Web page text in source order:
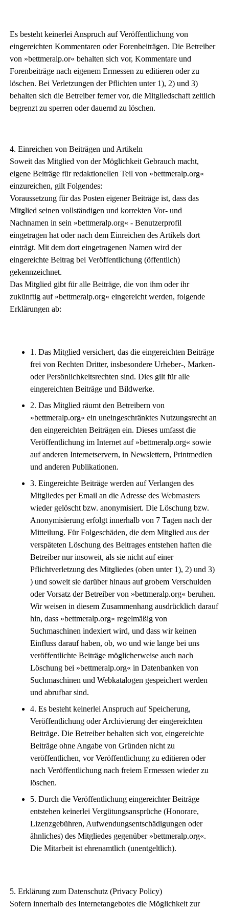
Es besteht keinerlei Anspruch auf Veröffentlichung von
eingereichten Kommentaren oder Forenbeiträgen. Die Betreiber
von »bettmeralp.or« behalten sich vor, Kommentare und
Forenbeiträge nach eigenem Ermessen zu editieren oder zu
löschen. Bei Verletzungen der Pflichten unter 1), 2) und 3)
behalten sich die Betreiber ferner vor, die Mitgliedschaft zeitlich
begrenzt zu sperren oder dauernd zu löschen.
4. Einreichen von Beiträgen und Artikeln
Soweit das Mitglied von der Möglichkeit Gebrauch macht,
eigene Beiträge für redaktionellen Teil von »bettmeralp.org«
einzureichen, gilt Folgendes:
Voraussetzung für das Posten eigener Beiträge ist, dass das
Mitglied seinen vollständigen und korrekten Vor- und
Nachnamen in sein »bettmeralp.org« - Benutzerprofil
eingetragen hat oder nach dem Einreichen des Artikels dort
einträgt. Mit dem dort eingetragenen Namen wird der
eingereichte Beitrag bei Veröffentlichung (öffentlich)
gekennzeichnet.
Das Mitglied gibt für alle Beiträge, die von ihm oder ihr
zukünftig auf »bettmeralp.org« eingereicht werden, folgende
Erklärungen ab:
1. Das Mitglied versichert, das die eingereichten Beiträge
frei von Rechten Dritter, insbesondere Urheber-, Marken-
oder Persönlichkeitsrechten sind. Dies gilt für alle
eingereichten Beiträge und Bildwerke.
2. Das Mitglied räumt den Betreibern von
»bettmeralp.org« ein uneingeschränktes Nutzungsrecht an
den eingereichten Beiträgen ein. Dieses umfasst die
Veröffentlichung im Internet auf »bettmeralp.org« sowie
auf anderen Internetservern, in Newslettern, Printmedien
und anderen Publikationen.
3. Eingereichte Beiträge werden auf Verlangen des
Mitgliedes per Email an die Adresse desWebmasters
wieder gelöscht bzw. anonymisiert. Die Löschung bzw.
Anonymisierung erfolgt innerhalb von 7 Tagen nach der
Mitteilung. Für Folgeschäden, die dem Mitglied aus der
verspäteten Löschung des Beitrages entstehen haften die
Betreiber nur insoweit, als sie nicht auf einer
Pflichtverletzung des Mitgliedes (oben unter 1), 2) und 3)
) und soweit sie darüber hinaus auf grobem Verschulden
oder Vorsatz der Betreiber von »bettmeralp.org« beruhen.
Wir weisen in diesem Zusammenhang ausdrücklich darauf
hin, dass »bettmeralp.org« regelmäßig von
Suchmaschinen indexiert wird, und dass wir keinen
Einfluss darauf haben, ob, wo und wie lange bei uns
veröffentlichte Beiträge möglicherweise auch nach
Löschung bei »bettmeralp.org« in Datenbanken von
Suchmaschinen und Webkatalogen gespeichert werden
und abrufbar sind.
4. Es besteht keinerlei Anspruch auf Speicherung,
Veröffentlichung oder Archivierung der eingereichten
Beiträge. Die Betreiber behalten sich vor, eingereichte
Beiträge ohne Angabe von Gründen nicht zu
veröffentlichen, vor Veröffentlichung zu editieren oder
nach Veröffentlichung nach freiem Ermessen wieder zu
löschen.
5. Durch die Veröffentlichung eingereichter Beiträge
entstehen keinerlei Vergütungsansprüche (Honorare,
Lizenzgebühren, Aufwendungsentschädigungen oder
ähnliches) des Mitgliedes gegenüber »bettmeralp.org«.
Die Mitarbeit ist ehrenamtlich (unentgeltlich).
5. Erklärung zum Datenschutz (Privacy Policy)
Sofern innerhalb des Internetangebotes die Möglichkeit zur